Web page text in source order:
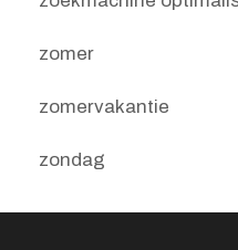
zomer
zomervakantie
zondag